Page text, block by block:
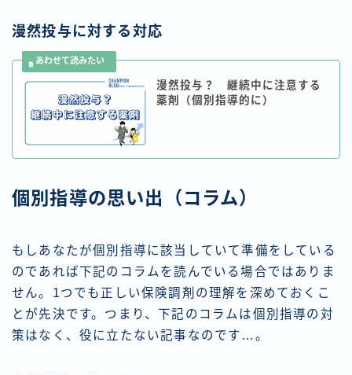
漫然投与に対する対応
漫然投与？ 継続中に注意する
薬剤（個別指導的に）
個別指導の思い出（コラム）
もしあなたが個別指導に該当していて準備をしている
のであれば下記のコラムを読んでいる場合ではありま
せん。1つでも正しい保険調剤の理解を深めておくこ
とが先決です。つまり、下記のコラムは個別指導の対
策はなく、役に立たない記事なのです…。